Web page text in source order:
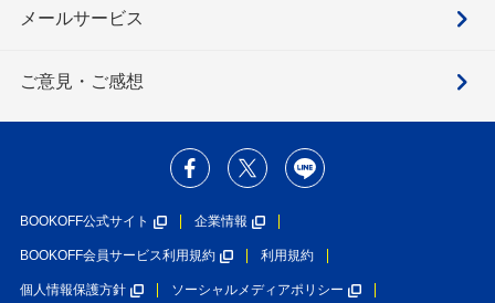
メールサービス
ご意見・ご感想
BOOKOFF公式サイト 企業情報
BOOKOFF会員サービス利用規約 利用規約
個人情報保護方針 ソーシャルメディアポリシー